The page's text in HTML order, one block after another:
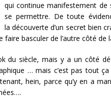
qui continue manifestement
se permettre. De toute
la découverte d’un secret bien
basculer de l’autre côté de
du siècle, mais y a un côté
… mais c’est pas tout
hein, parce qu’y en a